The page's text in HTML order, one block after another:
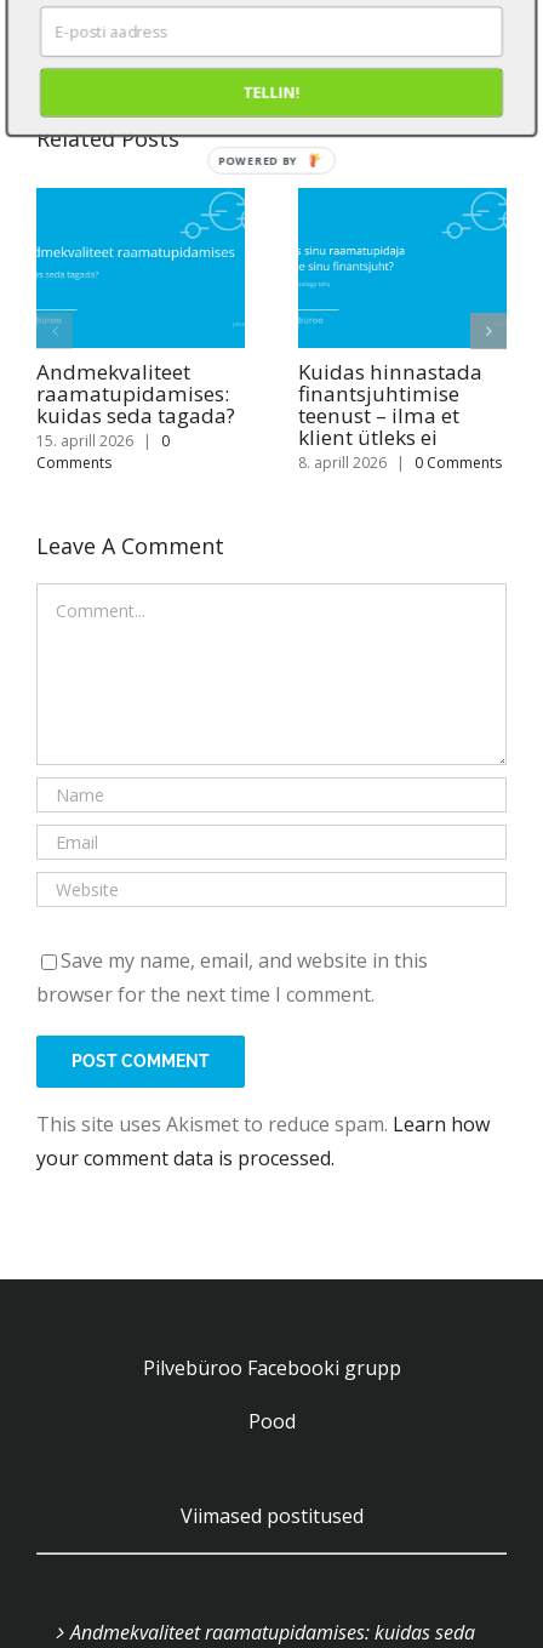
raamatupidamine | Tags:e-raamat,raamatupidamine | 0
Comments
Related Posts
Andmekvaliteet
raamatupidamises:
kuidas seda tagada?
15. aprill 2026 |
0
Comments
Kuidas hinnastada
finantsjuhtimise
teenust – ilma et
klient ütleks ei
8. aprill 2026 | 0 Comments
Leave A Comment
Comment
Save my name, email, and website in this
browser for the next time I comment.
This site uses Akismet to reduce spam. Learn how
your comment data is processed.
Pilvebüroo Facebooki grupp
Pood
Viimased postitused
Andmekvaliteet raamatupidamises: kuidas seda
TELLIN!
POWERED BY